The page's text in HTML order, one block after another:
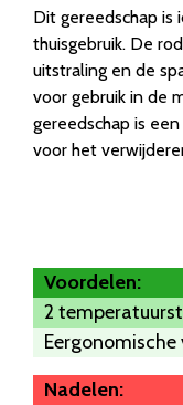
Dit gereedschap is
thuisgebruik. De
uitstraling en de
voor gebruik in de
gereedschap is
voor het
Voordelen:
2
Nadelen: